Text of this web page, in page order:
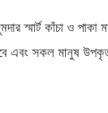
স্মার্ট কাঁচা ও
সকল মানুষ